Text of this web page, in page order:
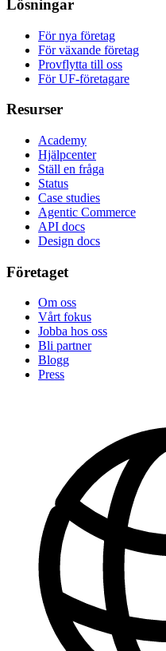
Lösningar
För nya företag
För växande företag
Provflytta till oss
För UF-företagare
Resurser
Academy
Hjälpcenter
Ställ en fråga
Status
Case studies
Agentic Commerce
API docs
Design docs
Företaget
Om oss
Vårt fokus
Jobba hos oss
Bli partner
Blogg
Press